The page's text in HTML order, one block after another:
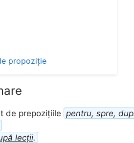
propoziție
de prepozițiile pentru, spre,
lecții.